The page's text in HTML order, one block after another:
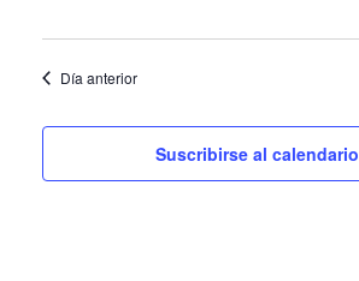
Día anterior
Suscribirse al calendario